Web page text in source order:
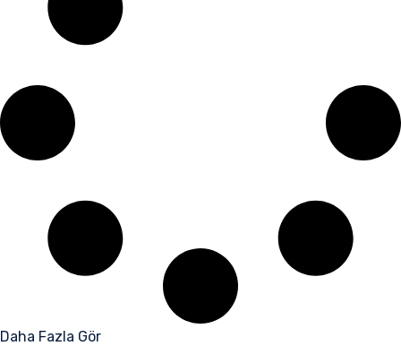
Daha Fazla Gör